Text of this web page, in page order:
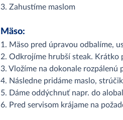
3. Zahustíme maslom
Mäso:
1. Mäso pred úpravou odbalíme,
2. Odkrojíme hrubší steak. Krátko
3. Vložíme na dokonale rozpálenú
4. Následne pridáme maslo,
5. Dáme oddýchnuť napr. do
6. Pred servisom krájame na